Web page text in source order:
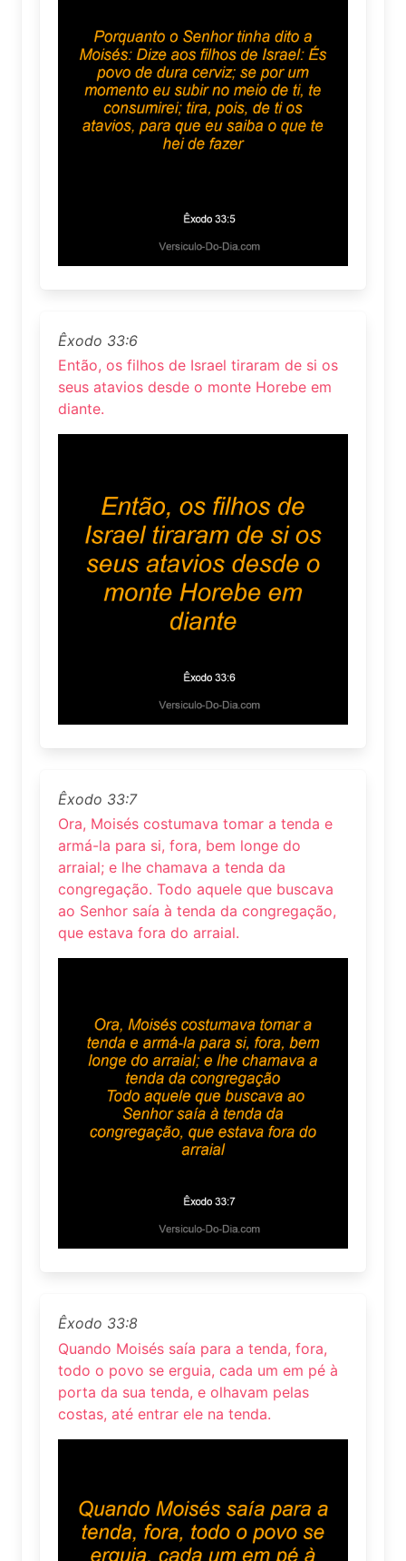
Êxodo 33:6
Então, os filhos de Israel tiraram de si os
seus atavios desde o monte Horebe em
diante.
Êxodo 33:7
Ora, Moisés costumava tomar a tenda e
armá-la para si, fora, bem longe do
arraial; e lhe chamava a tenda da
congregação. Todo aquele que buscava
ao Senhor saía à tenda da congregação,
que estava fora do arraial.
Êxodo 33:8
Quando Moisés saía para a tenda, fora,
todo o povo se erguia, cada um em pé à
porta da sua tenda, e olhavam pelas
costas, até entrar ele na tenda.